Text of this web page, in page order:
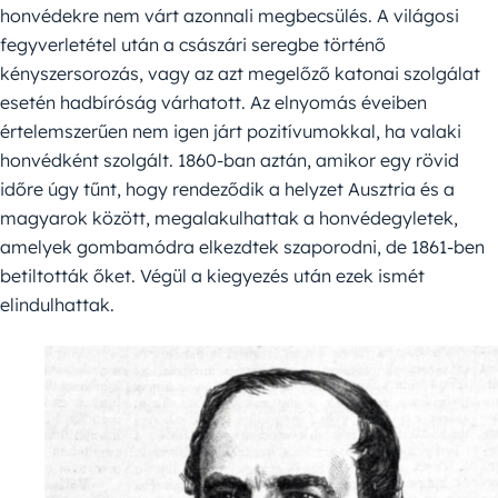
honvédekre nem várt azonnali megbecsülés. A világosi
fegyverletétel után a császári seregbe történő
kényszersorozás, vagy az azt megelőző katonai szolgálat
esetén hadbíróság várhatott. Az elnyomás éveiben
értelemszerűen nem igen járt pozitívumokkal, ha valaki
honvédként szolgált. 1860-ban aztán, amikor egy rövid
időre úgy tűnt, hogy rendeződik a helyzet Ausztria és a
magyarok között, megalakulhattak a honvédegyletek,
amelyek gombamódra elkezdtek szaporodni, de 1861-ben
betiltották őket. Végül a kiegyezés után ezek ismét
elindulhattak.